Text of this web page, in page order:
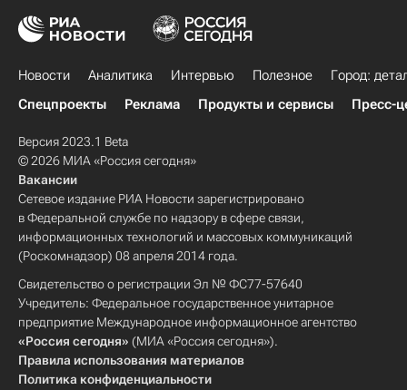
Новости Аналитика Интервью Полезное
Город:
Спецпроекты
Реклама Продукты и сервисы Пресс-
Версия 2023.1 Beta
© 2026 МИА «Россия сегодня»
Вакансии
Сетевое издание РИА Новости зарегистрировано
в Федеральной службе по надзору в сфере связи,
информационных технологий и массовых коммуникаций
(Роскомнадзор) 08 апреля 2014 года.
Свидетельство о регистрации Эл № ФС77-57640
Учредитель: Федеральное государственное унитарное
предприятие Международное информационное агентство
«Россия сегодня» (МИА «Россия сегодня»).
Правила использования материалов
Политика конфиденциальности